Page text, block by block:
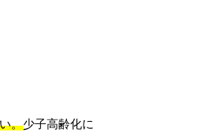
。少子高齢化に